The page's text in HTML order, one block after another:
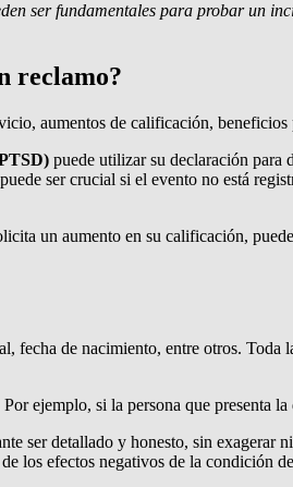
ser fundamentales para probar un
reclamo?
aumentos de calificación,
puede utilizar su declaración para
ser crucial si el evento no está
un aumento en su calificación,
de nacimiento, entre otros. Toda
ejemplo, si la persona que presenta
ser detallado y honesto, sin
los efectos negativos de la condición